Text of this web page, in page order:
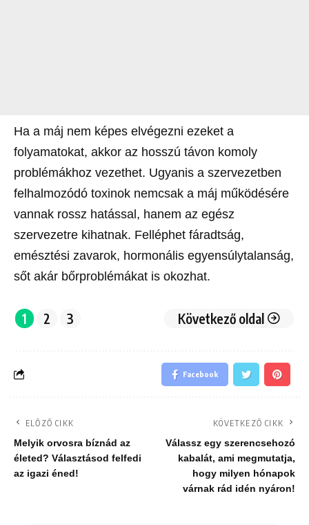
Ha a máj nem képes elvégezni ezeket a
folyamatokat, akkor az hosszú távon komoly
problémákhoz vezethet. Ugyanis a szervezetben
felhalmozódó toxinok nemcsak a máj működésére
vannak rossz hatással, hanem az egész
szervezetre kihatnak. Felléphet fáradtság,
emésztési zavarok, hormonális egyensúlytalanság,
sőt akár bőrproblémákat is okozhat.
1 2 3 Következő oldal
Facebook
ELŐZŐ CIKK
Melyik orvosra bíznád az
életed? Választásod felfedi
az igazi éned!
KÖVETKEZŐ CIKK
Válassz egy szerencsehozó
kabalát, ami megmutatja,
hogy milyen hónapok
várnak rád idén nyáron!